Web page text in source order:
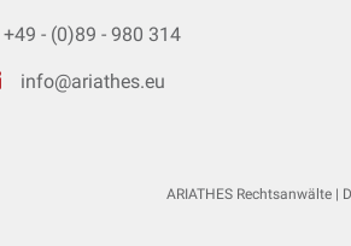
+49 - (0)89 - 980 314
info@ariathes.eu
ARIATHES Rechtsanwälte |